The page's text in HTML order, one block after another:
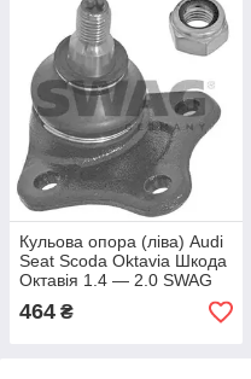
Кульова опора (ліва) Audi
Seat Scoda Oktavia Шкода
Октавія 1.4 — 2.0 SWAG
(сваг)
464 ₴